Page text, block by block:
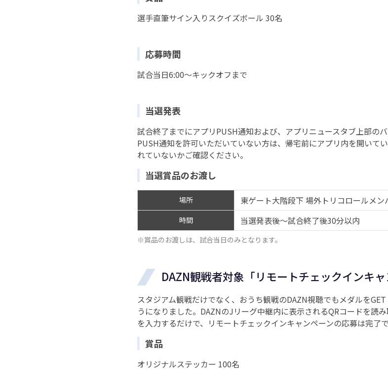
選手直筆サイン入りスクイズボール 30名
応募時間
試合当日6:00～キックオフまで
当選発表
試合終了までにアプリPUSH通知および、アプリニュースタブ上部の
PUSH通知を許可いただいていない方は、帰宅前にアプリ内を開いて
れていないかご確認ください。
当選賞品のお渡し
場所 東ゲート大階段下 場外トリコロールメン
時間 当選発表後～試合終了後30分以内
※賞品のお渡しは、試合当日のみとなります。
DAZN観戦者対象「リモートチェックインキャ
スタジアム観戦だけでなく、おうち観戦のDAZN視聴でもメダルを
うになりました。DAZNのJリーグ中継内に表示されるQRコードを読
を入力するだけで、リモートチェックインキャンペーンの応募は完了で
賞品
オリジナルステッカー 100名